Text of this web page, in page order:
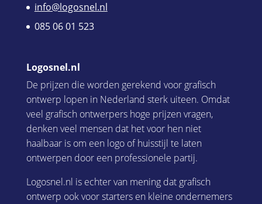
info@logosnel.nl
085 06 01 523
Logosnel.nl
De prijzen die worden gerekend voor grafisch
ontwerp lopen in Nederland sterk uiteen. Omdat
veel grafisch ontwerpers hoge prijzen vragen,
denken veel mensen dat het voor hen niet
haalbaar is om een logo of huisstijl te laten
ontwerpen door een professionele partij.
Logosnel.nl is echter van mening dat grafisch
ontwerp ook voor starters en kleine ondernemers